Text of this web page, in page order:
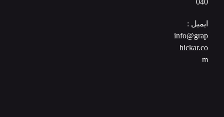
040
ایمیل :
info@grap
hickar.co
m